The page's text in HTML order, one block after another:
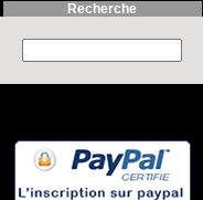
Recherche